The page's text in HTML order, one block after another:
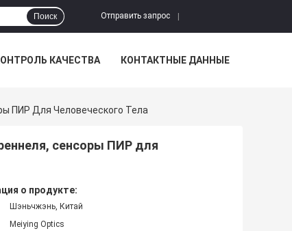
Отправить запрос
Поиск
КАЧЕСТВА КОНТАКТНЫЕ ДАННЫЕ
ПИР Для Человеческого Тела
сенсоры ПИР для
о продукте:
Шэньчжэнь, Китай
Meiying Optics